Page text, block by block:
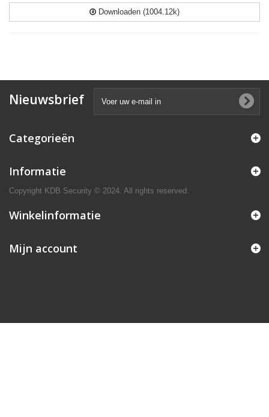
Downloaden (1004.12k)
Nieuwsbrief
Categorieën
Informatie
Copyright KDB Security © 2024. All rights reserved.
Winkelinformatie
Mijn account